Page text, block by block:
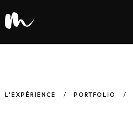
L'EXPÉRIENCE PORTFOLIO